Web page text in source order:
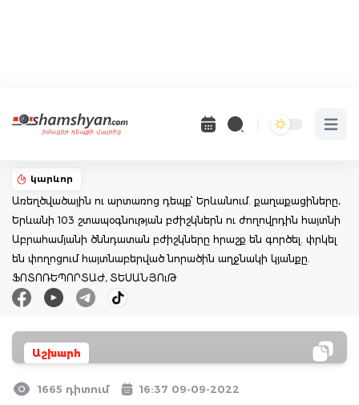
Open
կարևոր
Առեղծվածային ու արտառոց դեպք՝ Երևանում. քաղաքացիները,
Երևանի 103 շտապօգնության բժիշկներն ու ժողովրդին հայտնի
Աբրահամյանի ծննդատան բժիշկները հրաշք են գործել. փրկել
են փողոցում հայտնաբերված նորածին աղջնակի կյանքը.
ՖՈՏՈՌԵՊՈՐՏԱԺ, ՏԵՍԱՆՅՈւԹ
Աշխարհ
1665 դիտում 16:37 09-09-2022